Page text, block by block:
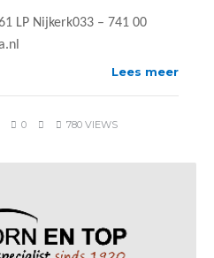
LP Nijkerk033 – 741 00
Lees meer
0 780 VIEWS